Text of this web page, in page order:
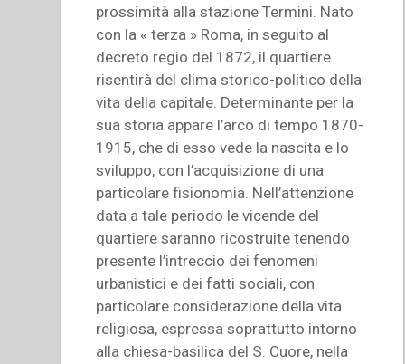
prossimità alla stazione Termini. Nato
con la « terza » Roma, in seguito al
decreto regio del 1872, il quartiere
risentirà del clima storico-politico della
vita della capitale. Determinante per la
sua storia appare l’arco di tempo 1870-
1915, che di esso vede la nascita e lo
sviluppo, con l’acquisizione di una
particolare fisionomia. Nell’attenzione
data a tale periodo le vicende del
quartiere saranno ricostruite tenendo
presente l’intreccio dei fenomeni
urbanistici e dei fatti sociali, con
particolare considerazione della vita
religiosa, espressa soprattutto intorno
alla chiesa-basilica del S. Cuore, nella